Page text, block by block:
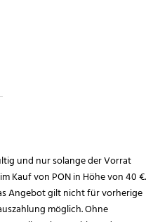
und nur solange der Vorrat
Kauf von PON in Höhe von 40 €.
Angebot gilt nicht für vorherige
möglich. Ohne